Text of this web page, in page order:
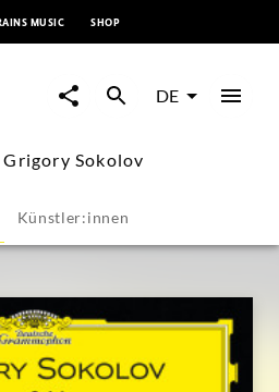
MUSIC SHOP
DE
Grigory Sokolov
Künstler:innen